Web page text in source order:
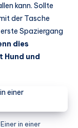
kann. Sollte
der Tasche
Spaziergang
dies
und
in einer